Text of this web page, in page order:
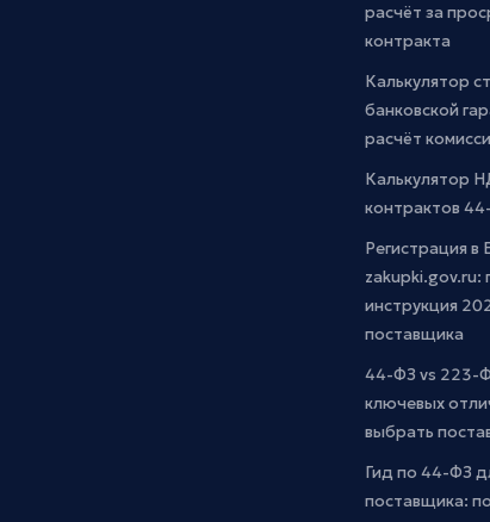
расчёт за
контракта
Калькулятор
банковской
расчёт
Калькулятор
контрактов
Регистрация в
zakupki.gov.ru:
инструкция
поставщика
44-ФЗ vs 223-
ключевых
выбрать
Гид по 44-ФЗ
поставщика: